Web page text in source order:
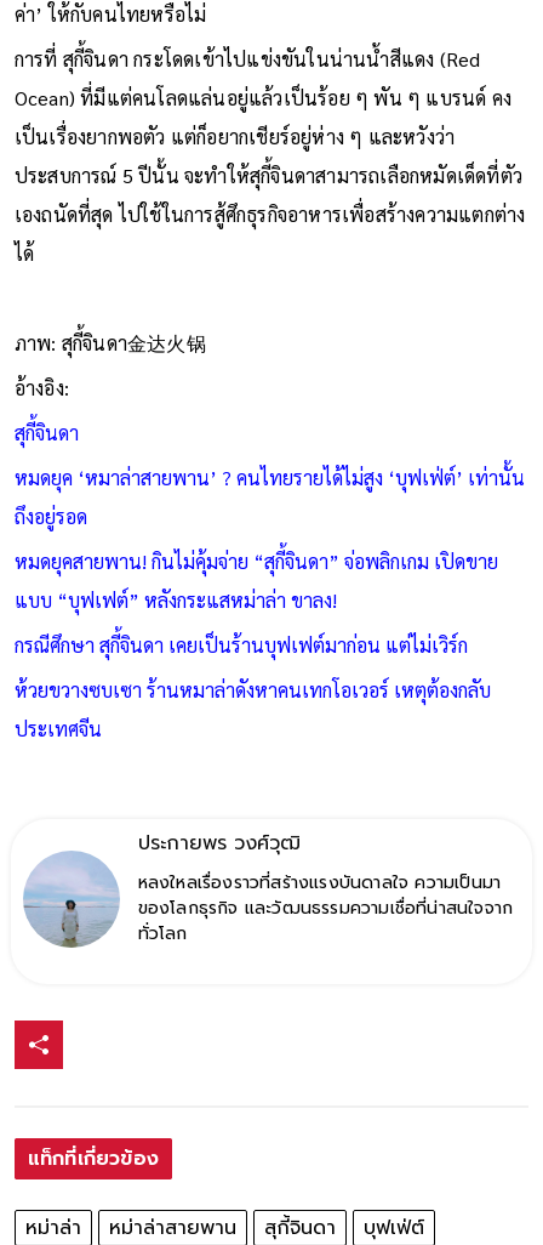
ค่า’ ให้กับคนไทยหรือไม่
การที่ สุกี้จินดา กระโดดเข้าไปแข่งขันในน่านน้ำสีแดง (Red
Ocean) ที่มีแต่คนโลดแล่นอยู่แล้วเป็นร้อย ๆ พัน ๆ แบรนด์ คง
เป็นเรื่องยากพอตัว แต่ก็อยากเชียร์อยู่ห่าง ๆ และหวังว่า
ประสบการณ์ 5 ปีนั้น จะทำให้สุกี้จินดาสามารถเลือกหมัดเด็ดที่ตัว
เองถนัดที่สุด ไปใช้ในการสู้ศึกธุรกิจอาหารเพื่อสร้างความแตกต่าง
ได้
ภาพ: สุกี้จินดา金达火锅
อ้างอิง:
สุกี้จินดา
หมดยุค ‘หมาล่าสายพาน’ ? คนไทยรายได้ไม่สูง ‘บุฟเฟ่ต์’ เท่านั้น
ถึงอยู่รอด
หมดยุคสายพาน! กินไม่คุ้มจ่าย “สุกี้จินดา” จ่อพลิกเกม เปิดขาย
แบบ “บุฟเฟต์” หลังกระแสหม่าล่า ขาลง!
กรณีศึกษา สุกี้จินดา เคยเป็นร้านบุฟเฟต์มาก่อน แต่ไม่เวิร์ก
ห้วยขวางซบเซา ร้านหมาล่าดังหาคนเทกโอเวอร์ เหตุต้องกลับ
ประเทศจีน
ประกายพร​ วงศ์​วุฒิ​
หลงใหลเรื่องราวที่สร้างแรงบันดาลใจ ความเป็นมา
ของโลกธุรกิจ และวัฒนธรรมความเชื่อที่น่าสนใจจาก
ทั่วโลก
แท็กที่เกี่ยวข้อง
หม่าล่า หม่าล่าสายพาน สุกี้จินดา
บุฟเฟ่ต์